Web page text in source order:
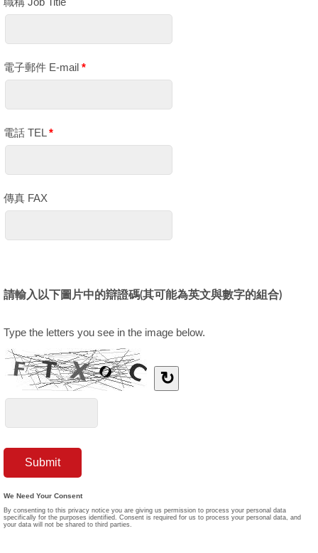
電子郵件 E-mail *
電話 TEL*
傳真 FAX
請輸入以下圖片中的辯證碼(其可能為英文與數字的組合)
Type the letters you see in the image below.
↻
We Need Your Consent
By consenting to this privacy notice you are giving us permission to process your personal data
specifically for the purposes identified. Consent is required for us to process your personal data, and
your data will not be shared to third parties.